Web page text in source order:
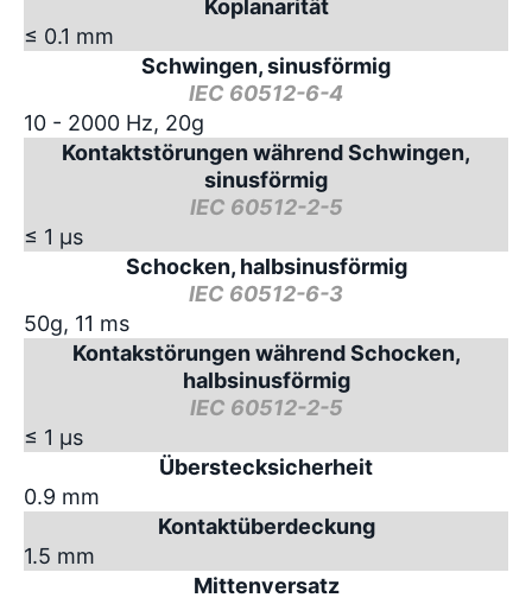
Koplanarität
≤ 0.1 mm
Schwingen, sinusförmig
IEC 60512-6-4
10 - 2000 Hz, 20g
Kontaktstörungen während Schwingen,
sinusförmig
IEC 60512-2-5
≤ 1 µs
Schocken, halbsinusförmig
IEC 60512-6-3
50g, 11 ms
Kontakstörungen während Schocken,
halbsinusförmig
IEC 60512-2-5
≤ 1 µs
Überstecksicherheit
0.9 mm
Kontaktüberdeckung
1.5 mm
Mittenversatz